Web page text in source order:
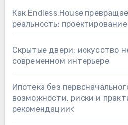
Как Endless.House
реальность:
Скрытые двери: искусство
современном интерьере
Ипотека без
возможности, риски и
рекомендации<